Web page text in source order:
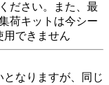
ださい。また、最
荷キットは今シー
用できません
なりますが、同じ